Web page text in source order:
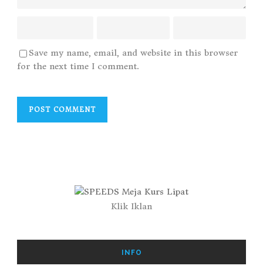
Save my name, email, and website in this browser
for the next time I comment.
Klik Iklan
INFO